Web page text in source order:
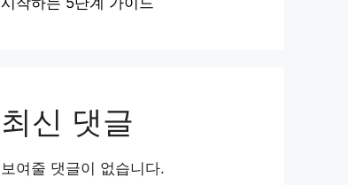
최신 댓글
보여줄 댓글이 없습니다.